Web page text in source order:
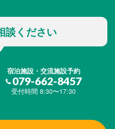
談ください
宿泊施設・交流施設予約
079-662-8457
受付時間 8:30〜17:30